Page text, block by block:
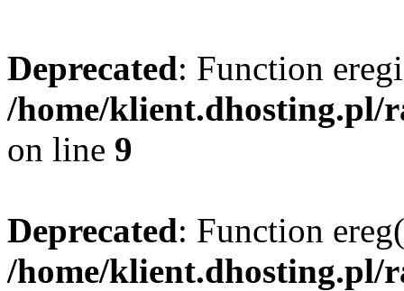
Deprecated: Function
/home/klient.dhosting.pl/
on line 9
Deprecated: Function
/home/klient.dhosting.pl/